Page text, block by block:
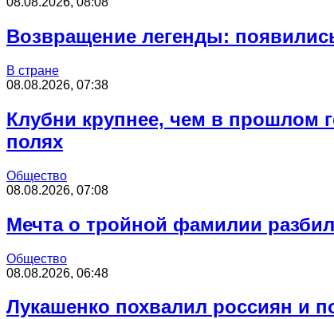
Возвращение легенды:
В стране
08.08.2026, 07:38
Клубни крупнее, чем в прошлом
полях
Общество
08.08.2026, 07:08
Мечта о тройной фамилии
Общество
08.08.2026, 06:48
Лукашенко похвалил россиян и